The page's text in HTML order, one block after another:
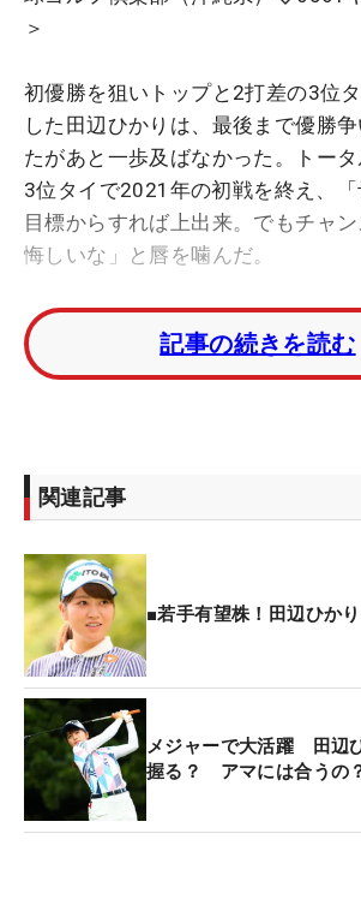
＞
初優勝を狙いトップと2打差の3位
した田辺ひかりは、最後まで優勝
たがあと一歩及ばなかった。トータ
3位タイで2021年の初戦を終え、「
目標からすれば上出来。でもチャ
悔しいな」と唇を噛んだ。
短く握ったグリップが特徴的！田
超最新スイング【連続写真】
ィ”。「イメージ通りの球が出た」
ーを予感させた。直後の2番でボギ
真央、森田遥とともにトップを並走
しかし後半に入るとパーが続く展開
ボギーで一歩後退した。それでも
ードからピッチングウェッジで放っ
20センチにつくナイスショットと
で“意地のバーディ”を奪い1打差ま
の最終18番パー5ではスコアを伸ば
ず。後半にバーディを重ね優勝を
記事の続きを読む
関連記事
■若手有望株！田辺ひか
メジャーで大活躍 田辺
握る？ アマには合うの